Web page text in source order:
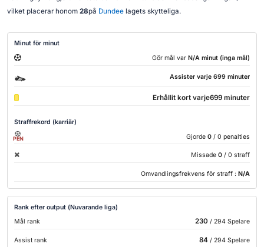
vilket placerar honom 28på Dundeelagets skytteliga.
Minut för minut
Gör mål var N/A minut (inga mål)
Assister varje 699 minuter
Erhållit kort varje699 minuter
Straffrekord (karriär)
PEN Gjorde 0 / 0 penalties
Missade 0 / 0 straff
Omvandlingsfrekvens för straff : N/A
Rank efter output (Nuvarande liga)
Mål rank
230 / 294 Spelare
Assist rank 84/ 294 Spelare